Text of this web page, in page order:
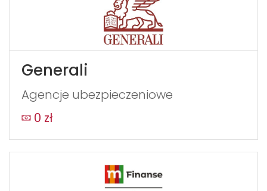
Generali
Agencje ubezpieczeniowe
0 zł